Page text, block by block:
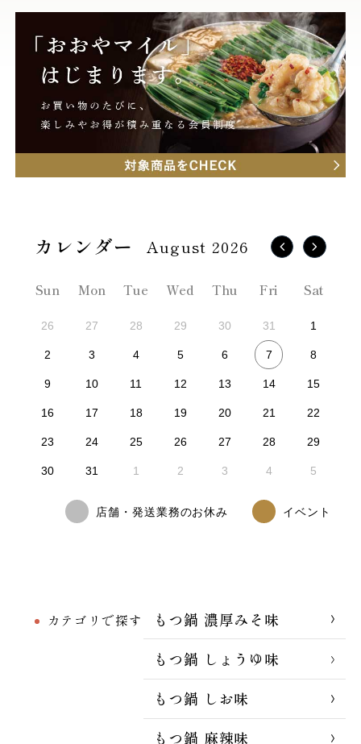
カテゴリで探す
もつ鍋 濃厚みそ味
もつ鍋 しょうゆ味
もつ鍋 しお味
もつ鍋 麻辣味
August 2026
Sun Mon Tue Wed Thu Fri Sat
26 27 28 29 30 31 1
2 3 4 5 6 7 8
9 10 11 12 13 14 15
16 17 18 19 20 21 22
23 24 25 26 27 28 29
30 31 1 2 3 4 5
店舗・発送業務のお休み イベント